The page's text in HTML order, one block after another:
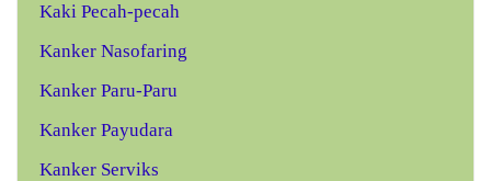
Kaki Pecah-pecah
Kanker Nasofaring
Kanker Paru-Paru
Kanker Payudara
Kanker Serviks